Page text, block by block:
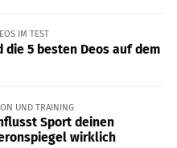
IM TEST
die 5 besten Deos auf dem
UND TRAINING
Sport deinen
wirklich